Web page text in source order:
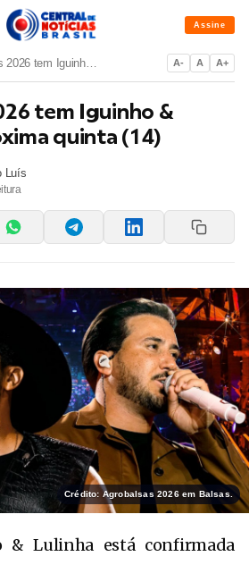
Assine
Agrobalsas 2026 tem Iguinho & Lulinha na próxima quinta (14) A- A A+
tem Iguinho &
quinta (14)
Luís
Crédito: Agrobalsas 2026 em Balsas.
& Lulinha está confirmada